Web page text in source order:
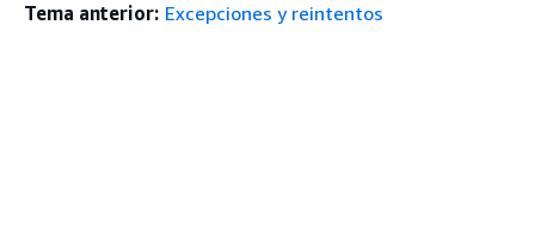
Tema anterior: Excepciones y reintentos